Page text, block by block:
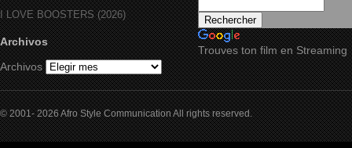
I LOVE BOOSTERS (2026)
Archivos
Archivos
Trouves ton film en Streaming
© 2001- 2026 Afro Style Communication All rights reserved.